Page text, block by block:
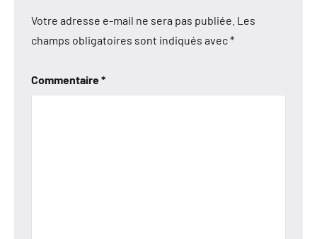
Votre adresse e-mail ne sera pas publiée. Les
champs obligatoires sont indiqués avec*
Commentaire*